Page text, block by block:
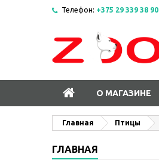
Телефон: +375 29 339 38 90
О МАГАЗИНЕ
Главная Птицы
ГЛАВНАЯ